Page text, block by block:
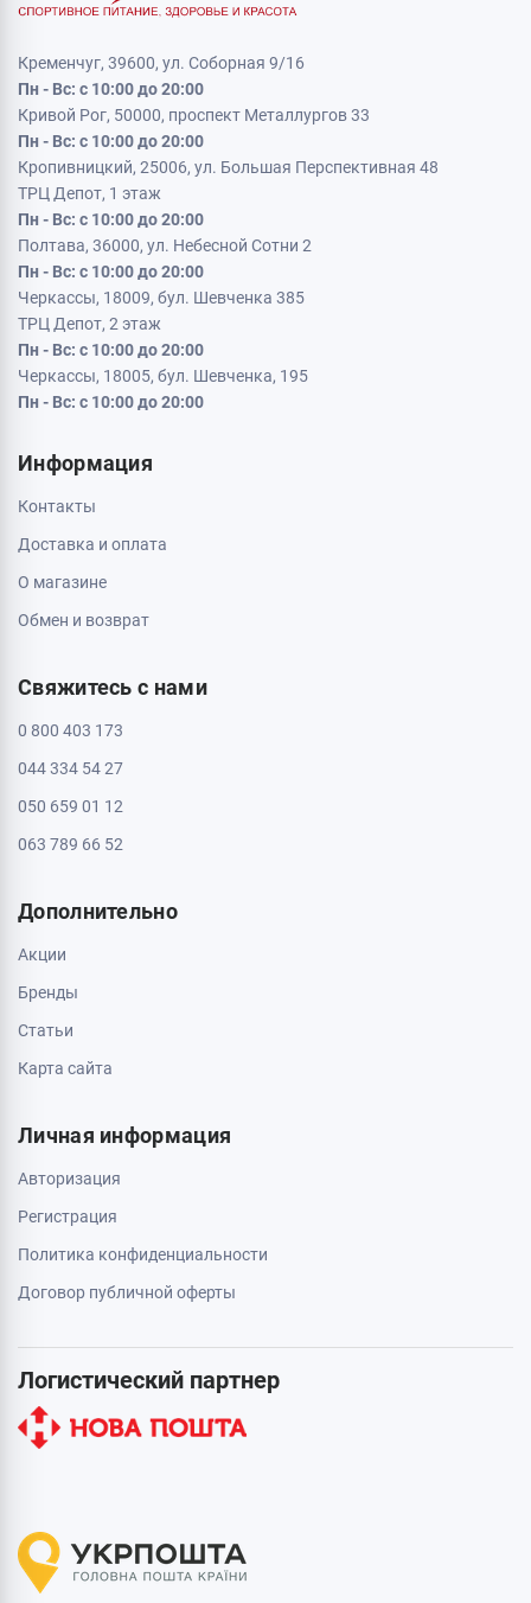
Кременчуг, 39600, ул. Соборная 9/16
Пн - Вс: с 10:00 до 20:00
Кривой Рог, 50000, проспект Металлургов 33
Пн - Вс: с 10:00 до 20:00
Кропивницкий, 25006, ул. Большая Перспективная 48
ТРЦ Депот, 1 этаж
Пн - Вс: с 10:00 до 20:00
Полтава, 36000, ул. Небесной Сотни 2
Пн - Вс: с 10:00 до 20:00
Черкассы, 18009, бул. Шевченка 385
ТРЦ Депот, 2 этаж
Пн - Вс: с 10:00 до 20:00
Черкассы, 18005, бул. Шевченка, 195
Пн - Вс: с 10:00 до 20:00
Информация
Контакты
Доставка и оплата
О магазине
Обмен и возврат
Свяжитесь с нами
0 800 403 173
044 334 54 27
050 659 01 12
063 789 66 52
Дополнительно
Акции
Бренды
Статьи
Карта сайта
Личная информация
Авторизация
Регистрация
Политика конфиденциальности
Договор публичной оферты
Логистический партнер